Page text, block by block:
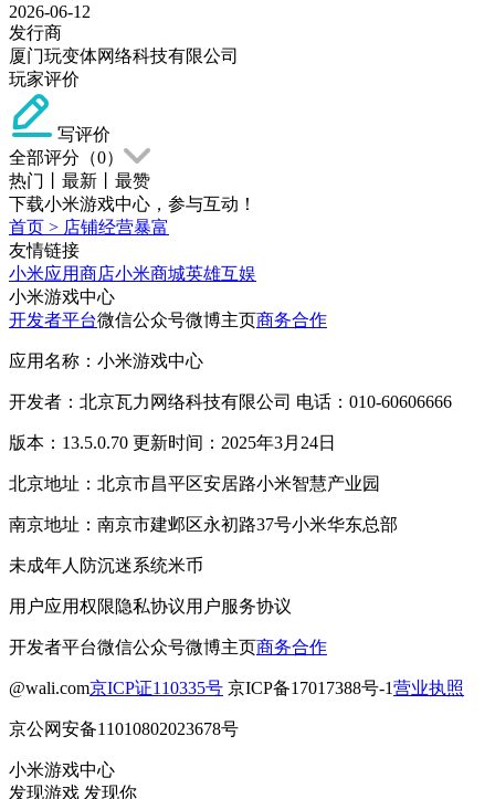
2026-06-12
发行商
厦门玩变体网络科技有限公司
玩家评价
写评价
全部评分（0）
热门
最新
最赞
下载小米游戏中心，参与互动！
首页 > 店铺经营暴富
友情链接
小米应用商店小米商城英雄互娱
小米游戏中心
开发者平台微信公众号微博主页商务合作
应用名称：小米游戏中心
开发者：北京瓦力网络科技有限公司 电话：010-60606666
版本：13.5.0.70 更新时间：2025年3月24日
北京地址：北京市昌平区安居路小米智慧产业园
南京地址：南京市建邺区永初路37号小米华东总部
未成年人防沉迷系统米币
用户应用权限隐私协议用户服务协议
开发者平台微信公众号微博主页商务合作
@wali.com京ICP证110335号 京ICP备17017388号-1营业执照
京公网安备11010802023678号
小米游戏中心
发现游戏 发现你